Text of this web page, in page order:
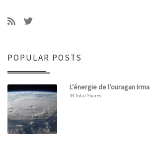
POPULAR POSTS
L’énergie de l’ouragan Irma
44 Total Shares